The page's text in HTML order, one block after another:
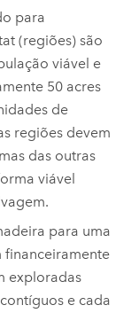
para
(regiões) são
viável e
50 acres
de
regiões devem
das outras
viável
para uma
financeiramente
exploradas
e cada